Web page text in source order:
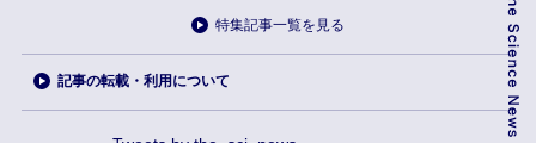
特集記事一覧を見る
記事の転載・利用について